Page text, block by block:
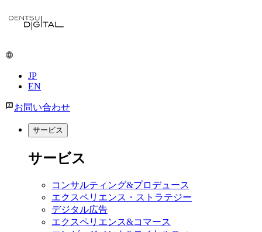
メ
コ
ツ
JP
EN
お問い合わせ
サービス
サービス
コンサルティング&プロデュース
エクスペリエンス・ストラテジー
デジタル広告
エクスペリエンス&コマース